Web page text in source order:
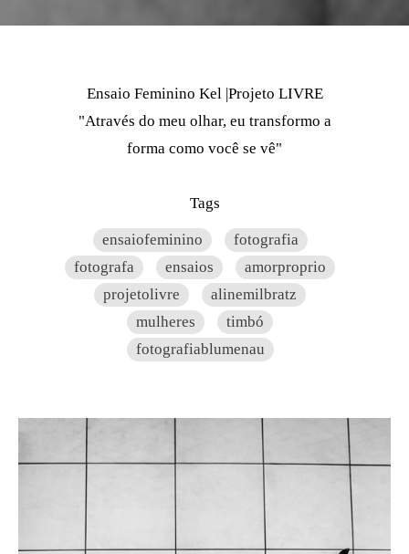
Ensaio Feminino Kel |Projeto LIVRE
"Através do meu olhar, eu transformo a
forma como você se vê"
Tags
ensaiofeminino
fotografia
fotografa
ensaios
amorproprio
projetolivre
alinemilbratz
mulheres
timbó
fotografiablumenau